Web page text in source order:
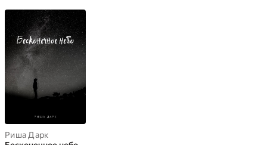
Риша Дарк